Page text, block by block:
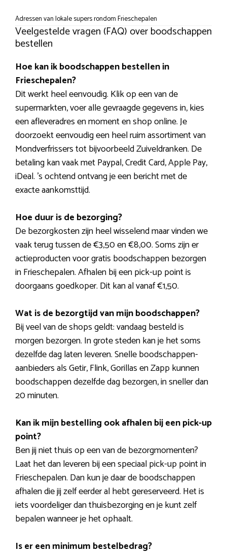
Adressen van lokale supers rondom Frieschepalen
Veelgestelde vragen (FAQ) over boodschappen
bestellen
Hoe kan ik boodschappen bestellen in
Frieschepalen?
Dit werkt heel eenvoudig. Klik op een van de
supermarkten, voer alle gevraagde gegevens in, kies
een afleveradres en moment en shop online. Je
doorzoekt eenvoudig een heel ruim assortiment van
Mondverfrissers tot bijvoorbeeld Zuiveldranken. De
betaling kan vaak met Paypal, Credit Card, Apple Pay,
iDeal. ’s ochtend ontvang je een bericht met de
exacte aankomsttijd.
Hoe duur is de bezorging?
De bezorgkosten zijn heel wisselend maar vinden we
vaak terug tussen de €3,50 en €8,00. Soms zijn er
actieproducten voor gratis boodschappen bezorgen
in Frieschepalen. Afhalen bij een pick-up point is
doorgaans goedkoper. Dit kan al vanaf €1,50.
Wat is de bezorgtijd van mijn boodschappen?
Bij veel van de shops geldt: vandaag besteld is
morgen bezorgen. In grote steden kan je het soms
dezelfde dag laten leveren. Snelle boodschappen-
aanbieders als Getir, Flink, Gorillas en Zapp kunnen
boodschappen dezelfde dag bezorgen, in sneller dan
20 minuten.
Kan ik mijn bestelling ook afhalen bij een pick-up
point?
Ben jij niet thuis op een van de bezorgmomenten?
Laat het dan leveren bij een speciaal pick-up point in
Frieschepalen. Dan kun je daar de boodschappen
afhalen die jij zelf eerder al hebt gereserveerd. Het is
iets voordeliger dan thuisbezorging en je kunt zelf
bepalen wanneer je het ophaalt.
Is er een minimum bestelbedrag?